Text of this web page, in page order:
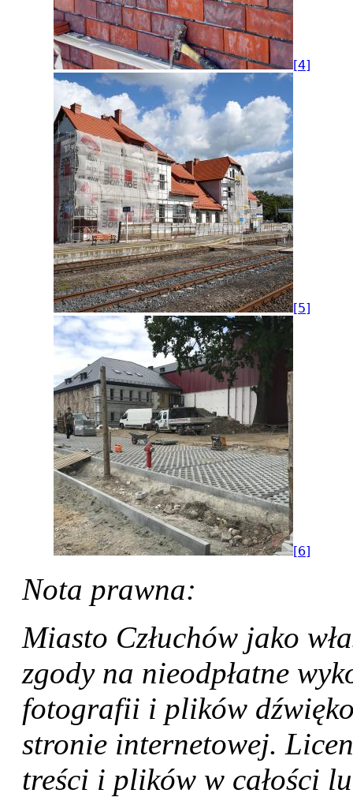
[4]
[5]
[6]
Nota prawna:
Miasto Człuchów jako
zgody na nieodpłatne
fotografii i plików
stronie internetowej.
treści i plików w całości